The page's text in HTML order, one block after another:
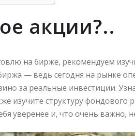
акции?..
на бирже, рекомендуем
— ведь сегодня на рынке
за реальные инвестиции.
изучите структуру фондового
уверенее и, что очень важно,